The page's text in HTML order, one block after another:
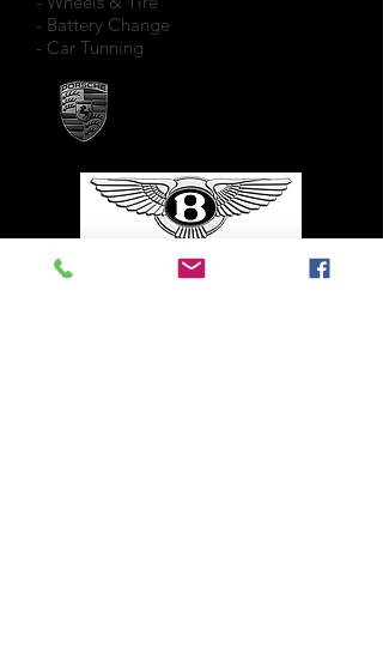
- Battery Change
- Car Tunning